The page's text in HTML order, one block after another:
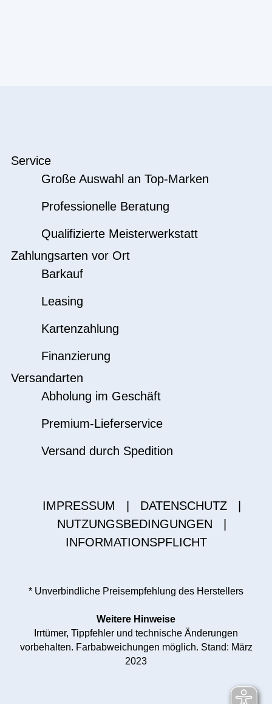
Service
Große Auswahl an Top-Marken
Professionelle Beratung
Qualifizierte Meisterwerkstatt
Zahlungsarten vor Ort
Barkauf
Leasing
Kartenzahlung
Finanzierung
Versandarten
Abholung im Geschäft
Premium-Lieferservice
Versand durch Spedition
IMPRESSUM DATENSCHUTZ
NUTZUNGSBEDINGUNGEN
INFORMATIONSPFLICHT
* Unverbindliche Preisempfehlung des Herstellers
Weitere Hinweise
Irrtümer, Tippfehler und technische Änderungen
vorbehalten. Farbabweichungen möglich. Stand: März
2023